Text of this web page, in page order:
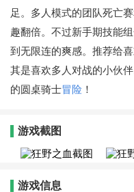
足。多人模式的团队死亡
趣翻倍。不过新手期技能
到无限连的爽感。推荐给喜
其是喜欢多人对战的小伙
的圆桌骑士冒险 ！
游戏截图
游戏信息